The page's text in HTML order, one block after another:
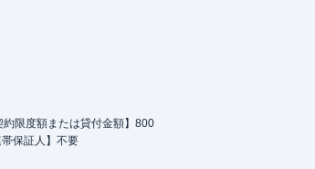
限度額または貸付金額】800
保証人】不要